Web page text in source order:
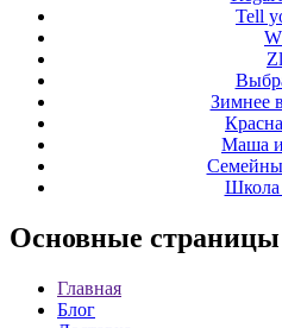
Tell
Зимнее
Маша
Школа
Основные страницы
Главная
Блог